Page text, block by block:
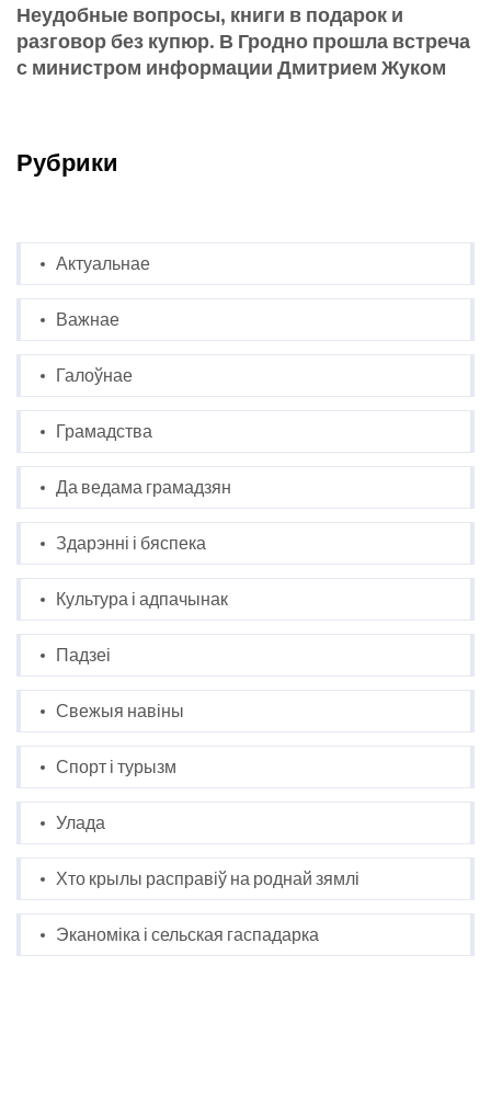
Неудобные вопросы, книги в подарок и
разговор без купюр. В Гродно прошла встреча
с министром информации Дмитрием Жуком
Рубрики
Актуальнае
Важнае
Галоўнае
Грамадства
Да ведама грамадзян
Здарэнні і бяспека
Культура і адпачынак
Падзеі
Свежыя навіны
Спорт і турызм
Улада
Хто крылы расправіў на роднай зямлі
Эканоміка і сельская гаспадарка